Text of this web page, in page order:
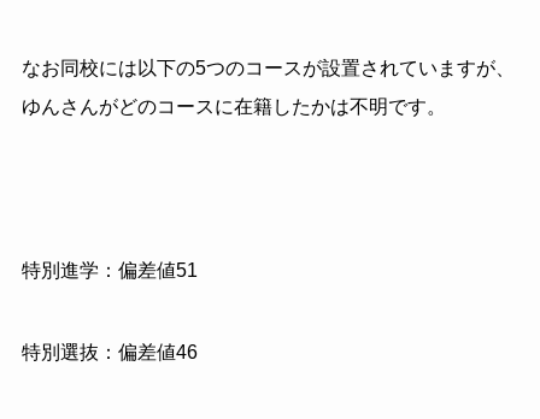
なお同校には以下の5つのコースが設置されていますが、
ゆんさんがどのコースに在籍したかは不明です。
特別進学：偏差値51
特別選抜：偏差値46